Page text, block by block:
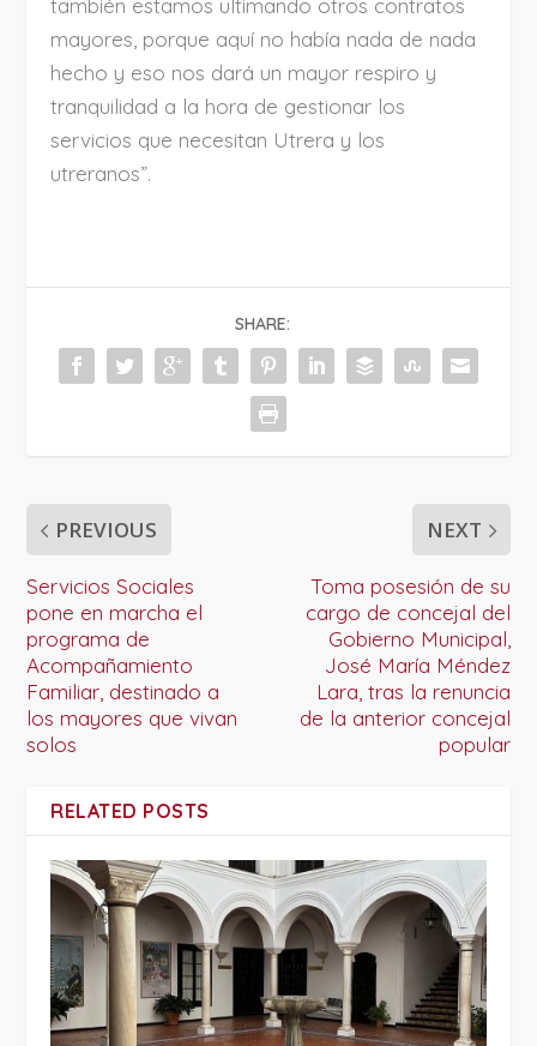
también estamos ultimando otros contratos
mayores, porque aquí no había nada de nada
hecho y eso nos dará un mayor respiro y
tranquilidad a la hora de gestionar los
servicios que necesitan Utrera y los
utreranos”.
SHARE:
PREVIOUS
Servicios Sociales
pone en marcha el
programa de
Acompañamiento
Familiar, destinado a
los mayores que vivan
solos
NEXT
Toma posesión de su
cargo de concejal del
Gobierno Municipal,
José María Méndez
Lara, tras la renuncia
de la anterior concejal
popular
RELATED POSTS